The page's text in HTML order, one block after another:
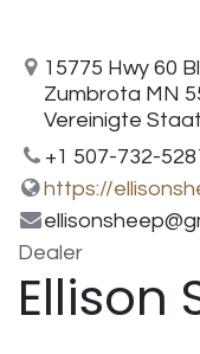
15775 Hwy 60
Zumbrota MN
Vereinigte
+1 507-732-
https://
Dealer
Ellison